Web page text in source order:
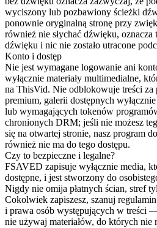
wyciszony lub pozbawiony ścieżki
ponownie oryginalną stronę przy
również nie słychać dźwięku, oznacza
dźwięku i nic nie zostało utracone
Konto i dostęp
Nie jest wymagane logowanie ani
wyłącznie materiały multimedialne,
na ThisVid. Nie odblokowuje treści
premium, galerii dostępnych
lub wymagających tokenów
chronionych DRM; jeśli nie możesz
się na otwartej stronie, nasz program
również nie ma do tego dostępu.
Czy to bezpieczne i legalne?
FSAVED zapisuje wyłącznie media,
dostępne, i jest stworzony do
Nigdy nie omija płatnych ścian, stref
Cokolwiek zapiszesz, szanuj
i prawa osób występujących w treści
nie używaj materiałów, do których nie